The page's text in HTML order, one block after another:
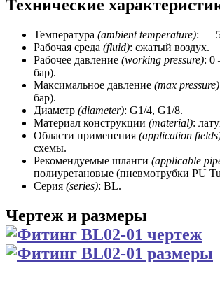
Технические
Температура (ambient temperature): — 5
Рабочая среда (fluid): сжатый воздух.
Рабочее давление (working pressure):
бар).
Максимальное давление (max pressure)
бар).
Диаметр (diameter): G1/4, G1/8.
Материал конструкции (material):
Области применения (application
схемы.
Рекомендуемые шланги (applicable
полиуретановые (пневмотрубки PU
Серия (series): BL.
Чертеж и размеры